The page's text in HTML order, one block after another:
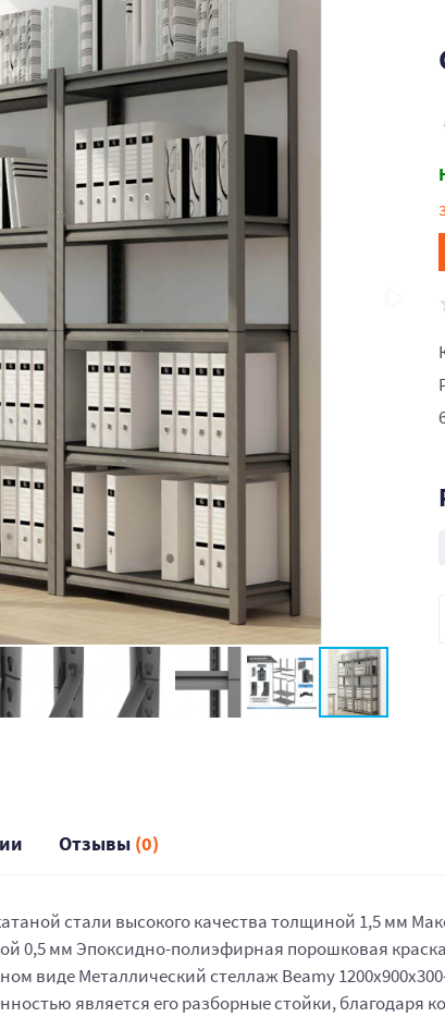
Отзывы (0)
стали высокого качества толщиной 1,5 мм
0,5 мм Эпоксидно-полиэфирная порошковая
виде Металлический стеллаж Beamy
является его разборные стойки,